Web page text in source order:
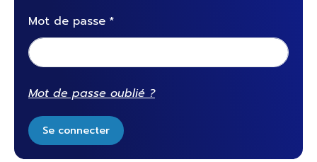
Mot de passe
Mot de passe oublié ?
Se connecter